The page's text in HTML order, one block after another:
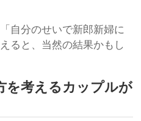
自分のせいで新郎新婦に
ると、当然の結果かもし
を考えるカップルが